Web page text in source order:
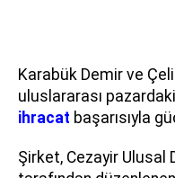
Karabük Demir ve
uluslararası
ihracat başarısıyla
Şirket, Cezayir Ulusal